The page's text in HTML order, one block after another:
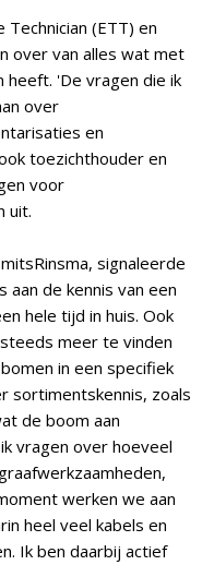
(ETT) en
over van alles wat met
heeft. 'De vragen die ik
over
en
toezichthouder en
voor
uit.
signaleerde
de kennis van een
hele tijd in huis. Ook
meer te vinden
in een specifiek
sortimentskennis, zoals
de boom aan
vragen over hoeveel
werken we aan
heel veel kabels en
Ik ben daarbij actief